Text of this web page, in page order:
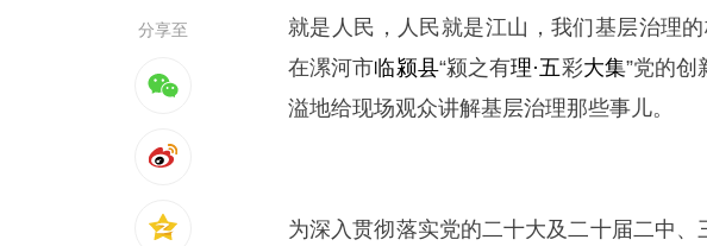
分享至
就是人民，人民就是江山，我们基层治理
在漯河市临颍县“颍之有理·五彩大集”党的创
溢地给现场观众讲解基层治理那些事儿。
为深入贯彻落实党的二十大及二十届二中